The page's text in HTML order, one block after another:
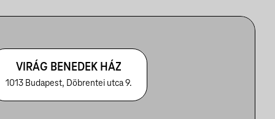
VIRÁG BENEDEK HÁZ
1013 Budapest, Döbrentei utca 9.